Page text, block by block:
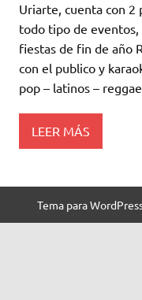
Uriarte, cuenta con 2
todo tipo de eventos,
fiestas de fin de año
con el publico y
pop – latinos –
LEER MÁS
Tema para